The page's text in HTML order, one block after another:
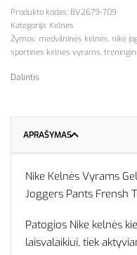
BV2679-709
Kategorija: Kelnės
Žymos: medvilninės kelnės, nike
sportinės kelnės vyrams,
Dalintis
APRAŠYMAS
Nike Kelnės Vyrams
Joggers Pants Frensh
Patogios Nike kelnės
laisvalaikiui, tiek